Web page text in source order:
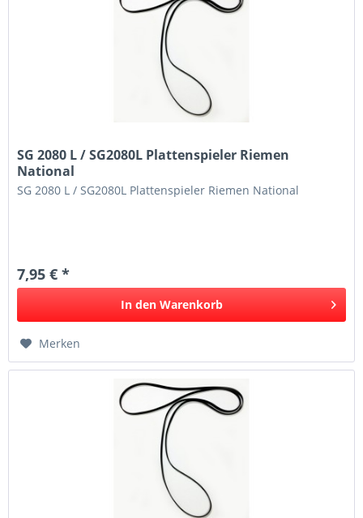
SG 2080 L / SG2080L Plattenspieler Riemen
National
SG 2080 L / SG2080L Plattenspieler Riemen National
7,95 € *
In den Warenkorb
Merken